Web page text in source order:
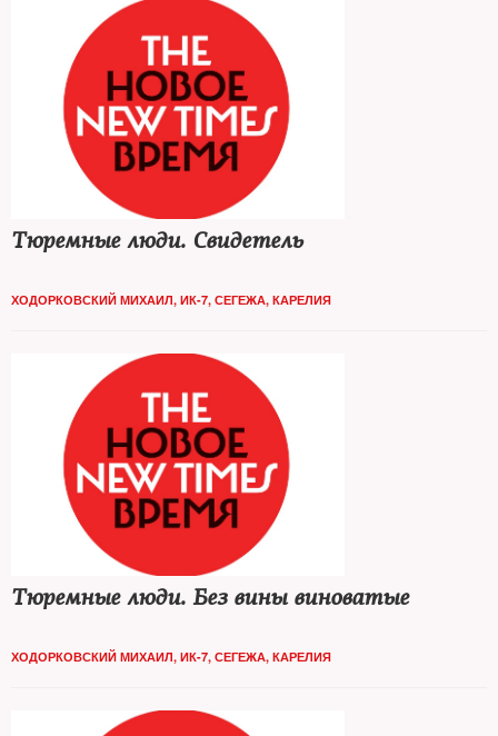
Тюремные люди. Свидетель
ХОДОРКОВСКИЙ МИХАИЛ, ИК-7, СЕГЕЖА, КАРЕЛИЯ
Тюремные люди. Без вины виноватые
ХОДОРКОВСКИЙ МИХАИЛ, ИК-7, СЕГЕЖА, КАРЕЛИЯ